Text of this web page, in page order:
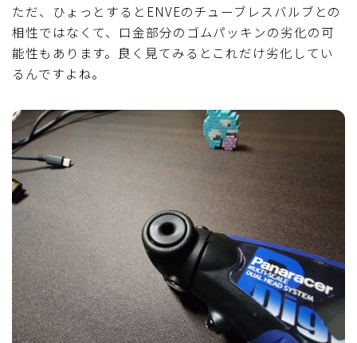
ただ、ひょっとするとENVEのチューブレスバルブとの
相性ではなくて、口金部分のゴムパッキンの劣化の可
能性もあります。良く見てみるとこれだけ劣化してい
るんですよね。